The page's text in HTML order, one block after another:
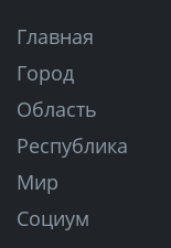
Главная
Город
Область
Республика
Мир
Социум